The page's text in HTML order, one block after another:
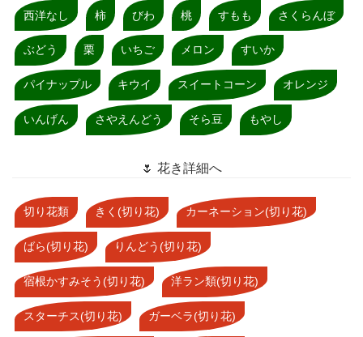
西洋なし 柿 びわ 桃 すもも さくらんぼ
ぶどう 栗 いちご メロン すいか
パイナップル キウイ スイートコーン オレンジ
いんげん さやえんどう そら豆 もやし
🌷 花き詳細へ
切り花類 きく(切り花) カーネーション(切り花)
ばら(切り花) りんどう(切り花)
宿根かすみそう(切り花) 洋ラン類(切り花)
スターチス(切り花) ガーベラ(切り花)